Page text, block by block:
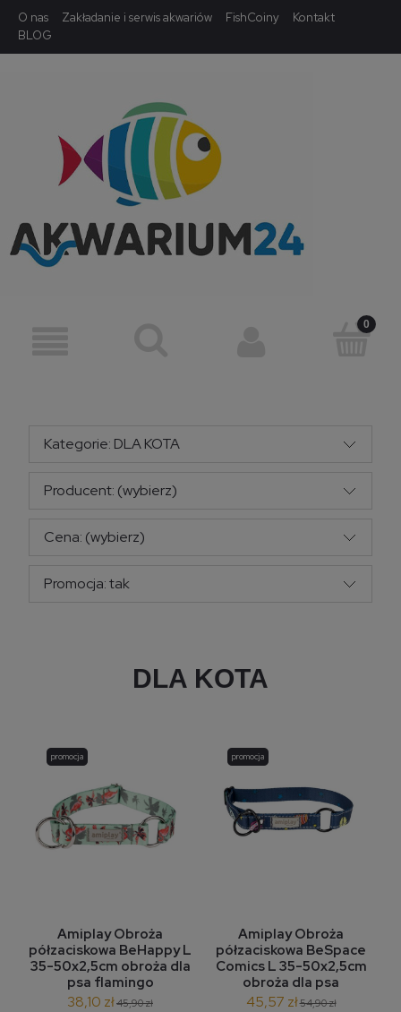
O nas Zakładanie i serwis akwariów FishCoiny
Kontakt
BLOG
Kategorie: DLA KOTA
Producent: (wybierz)
Cena: (wybierz)
Promocja: tak
DLA KOTA
Amiplay Obroża
półzaciskowa BeHappy L
35-50x2,5cm obroża dla
psa flamingo
38,10 zł45,90 zł
promocja
Amiplay Obroża
półzaciskowa BeSpace
Comics L 35-50x2,5cm
obroża dla psa
45,57 zł54,90 zł
promocja